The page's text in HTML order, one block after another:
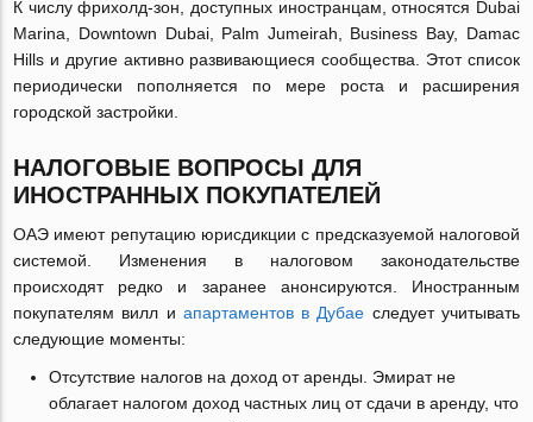
К числу фрихолд-зон, доступных иностранцам, относятся Dubai
Marina, Downtown Dubai, Palm Jumeirah, Business Bay, Damac
Hills и другие активно развивающиеся сообщества. Этот список
периодически пополняется по мере роста и расширения
городской застройки.
НАЛОГОВЫЕ ВОПРОСЫ ДЛЯ
ИНОСТРАННЫХ ПОКУПАТЕЛЕЙ
ОАЭ имеют репутацию юрисдикции с предсказуемой налоговой
системой. Изменения в налоговом законодательстве
происходят редко и заранее анонсируются. Иностранным
покупателям вилл и апартаментов в Дубае следует учитывать
следующие моменты:
Отсутствие налогов на доход от аренды. Эмират не
облагает налогом доход частных лиц от сдачи в аренду, что